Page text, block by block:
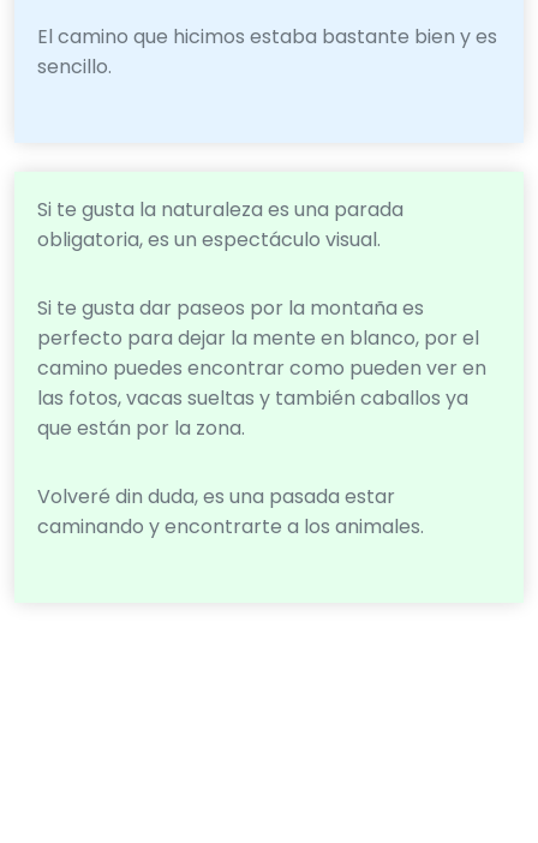
El camino que hicimos estaba bastante bien y es
sencillo.
Si te gusta la naturaleza es una parada
obligatoria, es un espectáculo visual.
Si te gusta dar paseos por la montaña es
perfecto para dejar la mente en blanco, por el
camino puedes encontrar como pueden ver en
las fotos, vacas sueltas y también caballos ya
que están por la zona.
Volveré din duda, es una pasada estar
caminando y encontrarte a los animales.